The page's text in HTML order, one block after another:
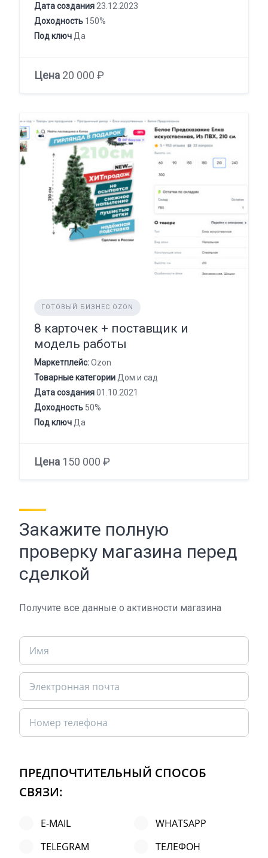
Дата создания 23.12.2023
Доходность 150%
Под ключ Да
Цена 20 000 ₽
ГОТОВЫЙ БИЗНЕС OZON
8 карточек + поставщик и
модель работы
Маркетплейс:Ozon
Товарные категории Дом и сад
Дата создания01.10.2021
Доходность 50%
Под ключ Да
Цена 150 000 ₽
Закажите полную
проверку магазина перед
сделкой
Получите все данные о активности магазина
ПРЕДПОЧТИТЕЛЬНЫЙ СПОСОБ
СВЯЗИ:
E-MAIL
WHATSAPP
TELEGRAM
ТЕЛЕФОН